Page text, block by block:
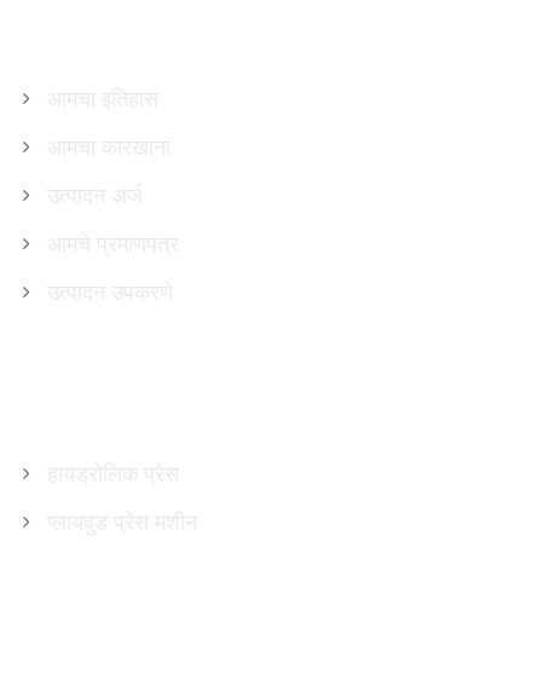
आमचा इतिहास
आमचा कारखाना
उत्पादन अर्ज
आमचे प्रमाणपत्र
उत्पादन उपकरणे
प्लायवुड प्रेस मशीन